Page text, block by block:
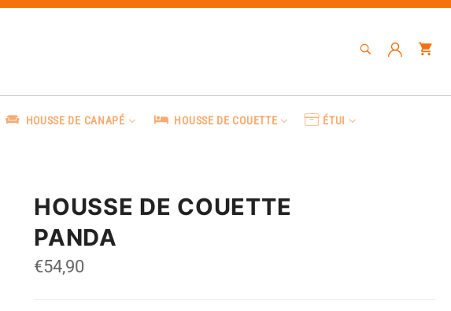
RECHERCHE
Recherche
HOUSSE DE CANAPÉ HOUSSE DE COUETTE ÉTUI
HOUSSE DE COUETTE
PANDA
Prix
régulier
€54,90